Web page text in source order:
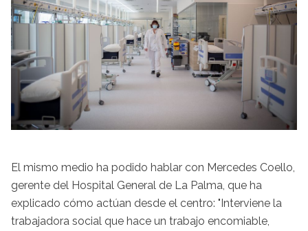
El mismo medio ha podido hablar con Mercedes Coello,
gerente del Hospital General de La Palma, que ha
explicado cómo actúan desde el centro: "Interviene la
trabajadora social que hace un trabajo encomiable,